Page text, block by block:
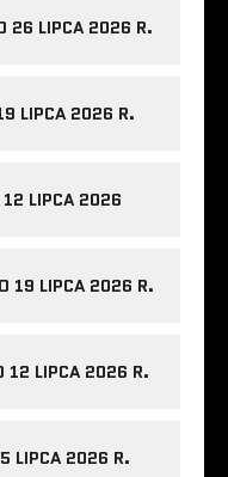
26 LIPCA 2026 R.
LIPCA 2026 R.
LIPCA 2026
19 LIPCA 2026 R.
12 LIPCA 2026 R.
LIPCA 2026 R.